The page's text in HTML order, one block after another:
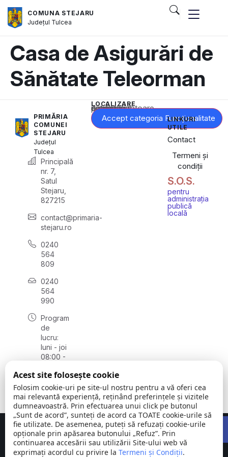
COMUNA STEJARU
Județul Tulcea
Casa de Asigurări de
Sănătate Teleorman
PRIMĂRIA
COMUNEI
STEJARU
Județul
Tulcea
Principală
nr. 7,
Satul
Stejaru,
827215
contact@primaria-
stejaru.ro
0240
564
809
0240
564
990
Program
de
lucru:
luni - joi
08:00 -
vineri
08:00 -
14:00
LOCALIZARE
Acest conținut este blocat până când acceptați categoria corespunzătoare de cookie-uri.
Accept categoria Funcționalitate
LINKURI
UTILE
Contact
Termeni și
condiții
S.O.S.
pentru
administrația
publică
locală
Comuna © Toate
Concept realizat deBig Media Relații Publice SRL
Acest site folosește cookie
Folosim cookie-uri pe site-ul nostru pentru a vă oferi cea
mai relevantă experiență, reținând preferințele și vizitele
dumneavoastră. Prin efectuarea unui click pe butonul
„Sunt de acord”, sunteți de acord ca TOATE cookie-urile să
fie utilizate. De asemenea, puteți să refuzați cookie-urile
opționale prin apăsarea butonului „Refuz”. Prin
continuarea accesării sau utilizării Site-ului web vă
exprimați acordul cu privire la Termeni și Condiții.